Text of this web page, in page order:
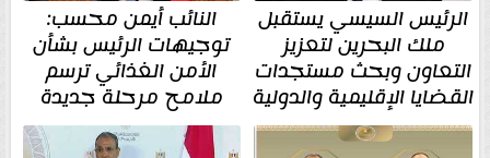
الرئيس السيسي يستقبل
ملك البحرين لتعزيز
التعاون وبحث مستجدات
القضايا الإقليمية والدولية
النائب أيمن محسب:
توجيهات الرئيس بشأن
الأمن الغذائي ترسم
ملامح مرحلة جديدة